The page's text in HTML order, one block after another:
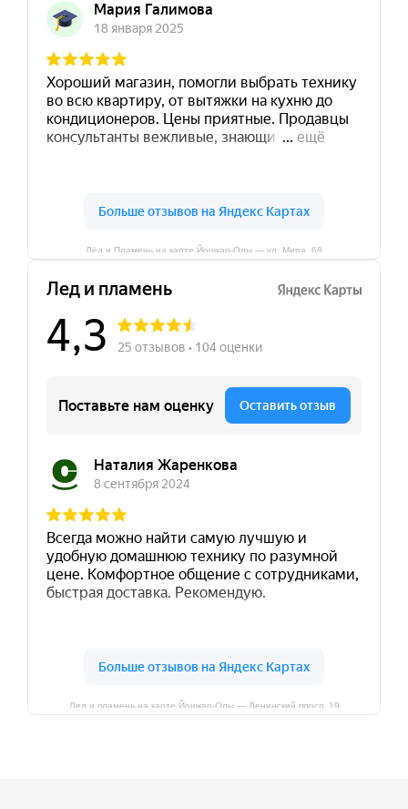
Лёд и Пламень на карте Йошкар‑Олы — ул. Мира, 68
Лед и пламень на карте Йошкар‑Олы — Ленинский просп.,19